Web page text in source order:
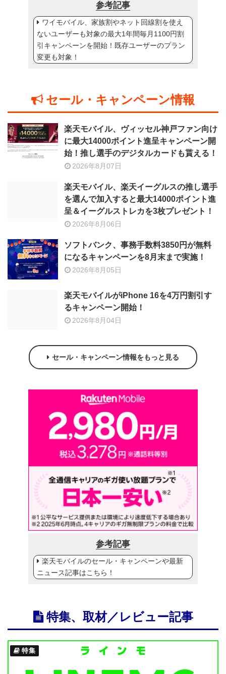
参考記事
ワイモバイル、家族割やネット回線割を使え
ないユーザーも対象の最大1年間毎月1100円割
引キャンペーンを開始！既存ユーザーのプラン
変更も対象！
セール・キャンペーン情報
楽天モバイル、ヴィッセル神戸ファン向け
に最大14000ポイント進呈キャンペーン開
始！推し選手のデジタルカードも貰える！
2026年8月07日
楽天モバイル、楽天イーグルスの推し選手
を選んで加入すると最大14000ポイント進
呈＆イーグルストレカを3枚プレゼント！
2026年8月06日
ソフトバンク、事務手数料3850円が無料
になるキャンペーンを8月末まで実施！
2026年8月05日
楽天モバイルがiPhone 16を4万円割引す
るキャンペーン開始！
2026年8月04日
セール・キャンペーン情報をもっと見る
参考記事
楽天モバイルのセール・キャンペーンや最新
ニュース記事はこちら！
特集、取材／レビュー記事
特集